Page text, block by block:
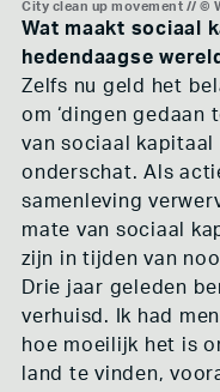
City clean up movement // ©
Wat maakt sociaal
hedendaagse
Zelfs nu geld het
om ‘dingen gedaan
van sociaal
onderschat. Als
samenleving
mate van sociaal
zijn in tijden van
Drie jaar geleden
verhuisd. Ik had
hoe moeilijk het is
land te vinden,